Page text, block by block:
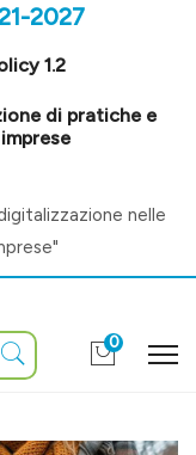
2027
1.2
di pratiche e
nelle
0